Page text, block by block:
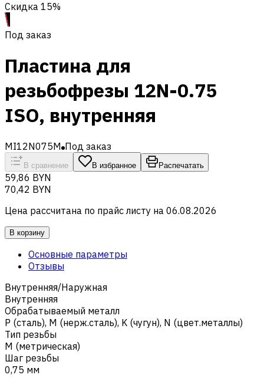
Скидка 15%
Под заказ
Пластина для
резьбофрезы 12N-0.75
ISO, внутренняя
MI12N075M Под заказ
В сравнение В избранное Распечатать
59,86 BYN
70,42 BYN
Цена рассчитана по прайс листу на 06.08.2026
В корзину
Основные параметры
Отзывы
Внутренняя/Наружная
Внутренняя
Обрабатываемый металл
Р (сталь), M (нерж.сталь), K (чугун), N (цвет.металлы)
Тип резьбы
M (метрическая)
Шаг резьбы
0,75 мм